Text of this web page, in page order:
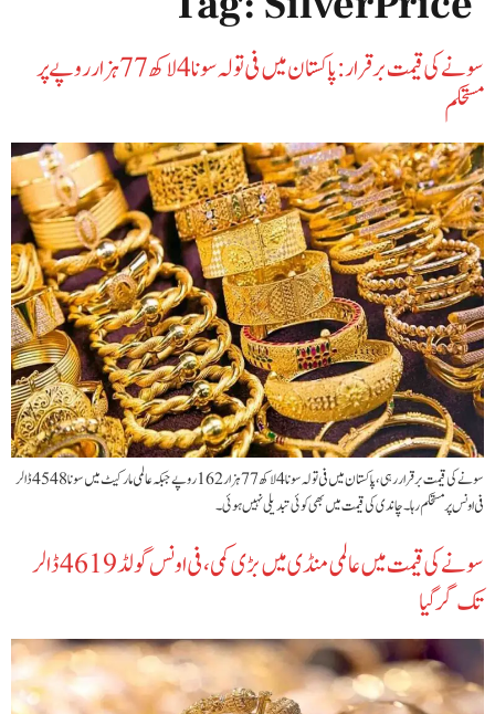
سونے کی قیمت برقرار: پاکستان میں فی تولہ سونا 4 لاکھ 77 ہزار روپے پر
مستحکم
سونے کی قیمت برقرار رہی، پاکستان میں فی تولہ سونا 4 لاکھ 77 ہزار 162 روپے جبکہ عالمی مارکیٹ میں سونا 4548 ڈالر
فی اونس پر مستحکم رہا۔ چاندی کی قیمت میں بھی کوئی تبدیلی نہیں ہوئی۔
سونے کی قیمت میں عالمی منڈی میں بڑی کمی، فی اونس گولڈ 4619 ڈالر
تک گر گیا